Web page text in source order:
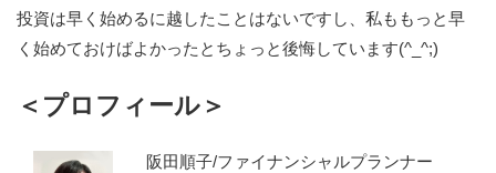
投資は早く始めるに越したことはないですし、私ももっと早
く始めておけばよかったとちょっと後悔しています(^_^;)
＜プロフィール＞
阪田順子/ファイナンシャルプランナー